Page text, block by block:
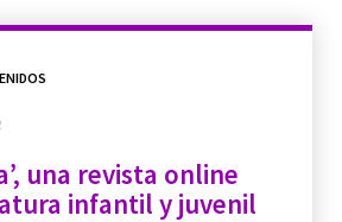
una revista online
infantil y juvenil